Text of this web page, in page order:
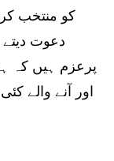
دعوت
پرعزم ہیں کہ
اور آنے والے